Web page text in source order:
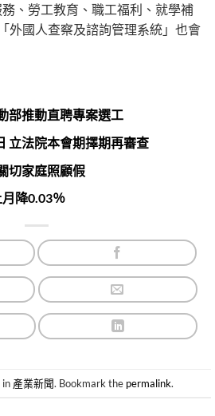
、勞工教育、職工福利、就學補
外國人查察及諮詢管理系統」也會
部推動直聘專案選工
立法院本會期擇期再審查
切家庭照顧假
降0.03％
in 產業新聞. Bookmark the permalink.